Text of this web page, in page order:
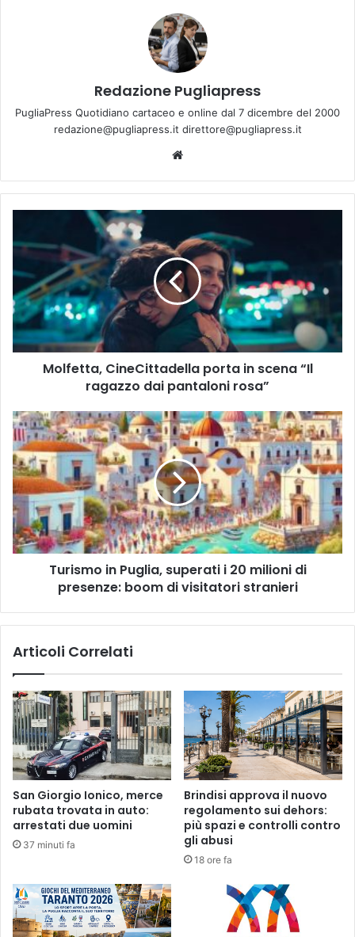
Redazione Pugliapress
PugliaPress Quotidiano cartaceo e online dal 7 dicembre del 2000
redazione@pugliapress.it direttore@pugliapress.it
porta
scena
“Il
ragazzo
dai
pantaloni
Molfetta, CineCittadella porta in scena “Il
ragazzo dai pantaloni rosa”
Turismo
in
Puglia,
superati
i
20
milioni
di
presenze:
Turismo in Puglia, superati i 20 milioni di
presenze: boom di visitatori stranieri
Articoli Correlati
San Giorgio Ionico, merce
rubata trovata in auto:
arrestati due uomini
37 minuti fa
Brindisi approva il nuovo
regolamento sui dehors:
più spazi e controlli contro
gli abusi
18 ore fa